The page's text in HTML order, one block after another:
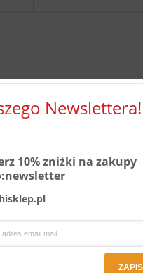
jako nowoczesne ujęcie tradycji.
Kolekcje pojawiają się 2 razy
butelki termiczne.
moją moc, świadomie
i spokój, które płyną z
Newslettera!
10% zniżki na zakupy